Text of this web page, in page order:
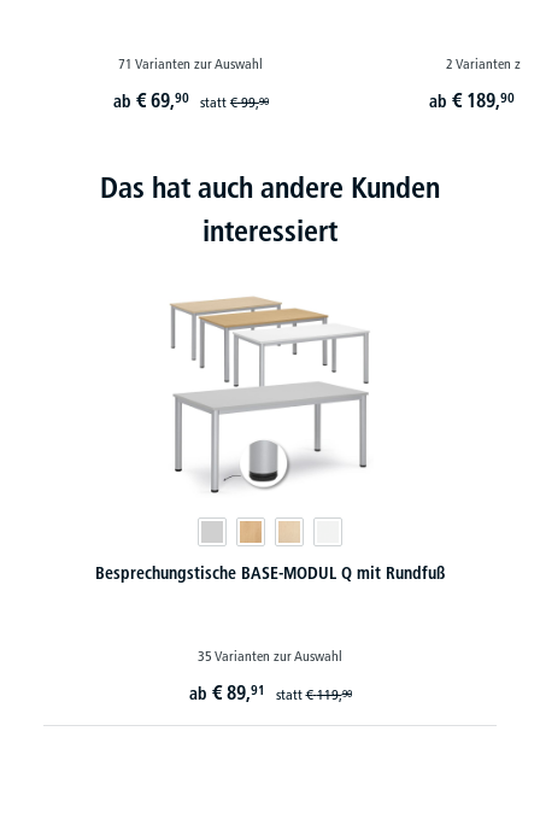
71 Varianten zur Auswahl
ab € 69,90 statt€ 99,90
2 Varianten zur
ab € 189,90
Das hat auch andere Kunden
interessiert
Besprechungstische BASE-MODUL Q mit Rundfuß
35 Varianten zur Auswahl
ab € 89,91 statt€ 119,90